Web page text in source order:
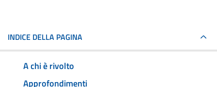
INDICE DELLA PAGINA
A chi è rivolto
Approfondimenti